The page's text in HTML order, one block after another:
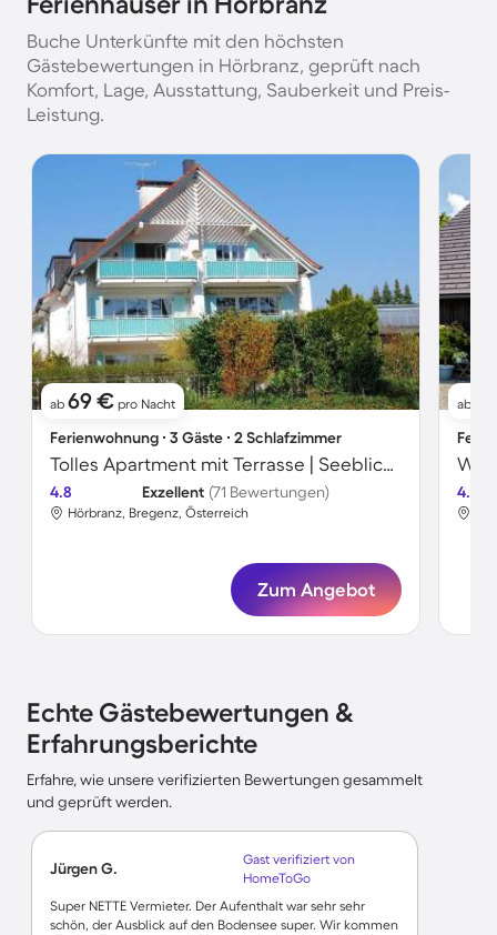
Buche Unterkünfte mit den höchsten
Gästebewertungen in Hörbranz, geprüft nach
Komfort, Lage, Ausstattung, Sauberkeit und Preis-
Leistung.
ab 69 € pro Nacht
Ferienwohnung ∙ 3 Gäste ∙ 2 Schlafzimmer
Tolles Apartment mit Terrasse | Seeblick | Haustiere sind willkommen
4.8 Exzellent (71 Bewertungen)
Hörbranz, Bregenz, Österreich
Zum Angebot
ab
4.7
Echte Gästebewertungen &
Erfahrungsberichte
Erfahre, wie unsere verifizierten Bewertungen gesammelt
und geprüft werden.
Jürgen G.
Gast verifiziert von
HomeToGo
Super NETTE Vermieter. Der Aufenthalt war sehr sehr
schön, der Ausblick auf den Bodensee super. Wir kommen